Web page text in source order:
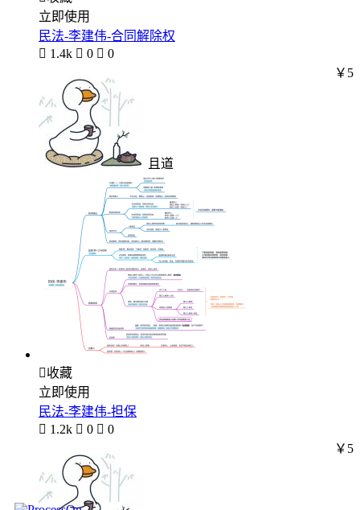
立即使用
民法-李建伟-合同解除权
 1.4k  0  0
且道
￥5
收藏
立即使用
民法-李建伟-担保
 1.2k  0  0
￥5